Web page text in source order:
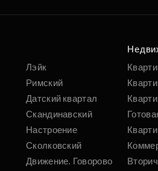
Лэйк
Римский
Датский квартал
Скандинавский
Настроение
Сколковский
Движение. Говорово